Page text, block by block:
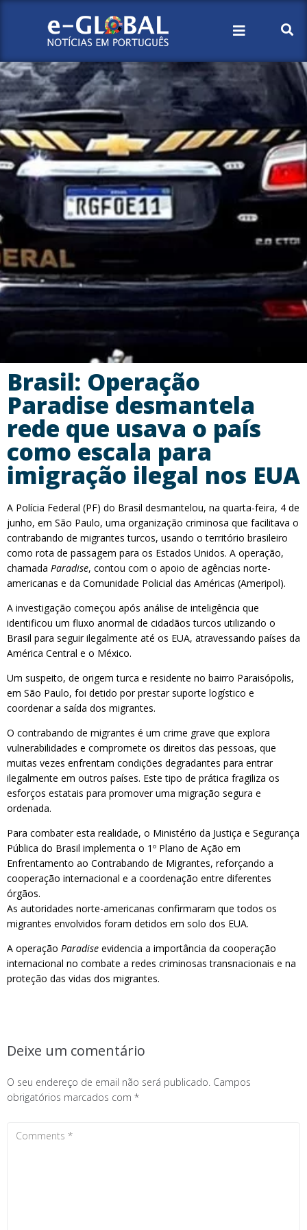
Brasil: Operação
Paradise desmantela
rede que usava o país
como escala para
imigração ilegal nos EUA
A Polícia Federal (PF) do Brasil desmantelou, na quarta-feira, 4 de
junho, em São Paulo, uma organização criminosa que facilitava o
contrabando de migrantes turcos, usando o território brasileiro
como rota de passagem para os Estados Unidos. A operação,
chamada Paradise, contou com o apoio de agências norte-
americanas e da Comunidade Policial das Américas (Ameripol).
A investigação começou após análise de inteligência que
identificou um fluxo anormal de cidadãos turcos utilizando o
Brasil para seguir ilegalmente até os EUA, atravessando países da
América Central e o México.
Um suspeito, de origem turca e residente no bairro Paraisópolis,
em São Paulo, foi detido por prestar suporte logístico e
coordenar a saída dos migrantes.
O contrabando de migrantes é um crime grave que explora
vulnerabilidades e compromete os direitos das pessoas, que
muitas vezes enfrentam condições degradantes para entrar
ilegalmente em outros países. Este tipo de prática fragiliza os
esforços estatais para promover uma migração segura e
ordenada.
Para combater esta realidade, o Ministério da Justiça e Segurança
Pública do Brasil implementa o 1º Plano de Ação em
Enfrentamento ao Contrabando de Migrantes, reforçando a
cooperação internacional e a coordenação entre diferentes
órgãos.
As autoridades norte-americanas confirmaram que todos os
migrantes envolvidos foram detidos em solo dos EUA.
A operação Paradise evidencia a importância da cooperação
internacional no combate a redes criminosas transnacionais e na
proteção das vidas dos migrantes.
Deixe um comentário
O seu endereço de email não será publicado. Campos
obrigatórios marcados com *